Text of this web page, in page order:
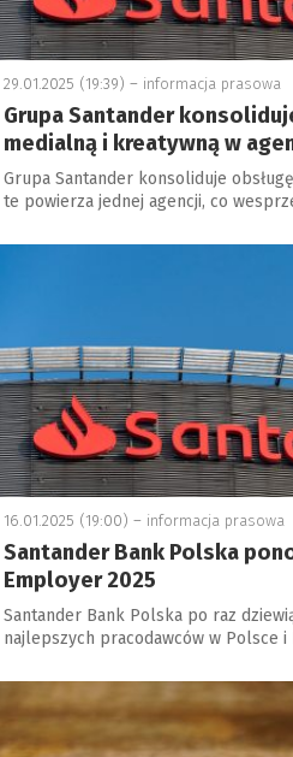
29.01.2025 (19:39) – informacja prasowa
Grupa Santander
medialną i kreatywną w
Grupa Santander konsoliduje
te powierza jednej agencji, co
16.01.2025 (19:00) – informacja prasowa
Santander Bank Polska
Employer 2025
Santander Bank Polska po raz
najlepszych pracodawców w Polsce